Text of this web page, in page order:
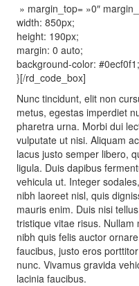
» margin_top= »0″
width: 850px;
height: 190px;
margin: 0 auto;
background-color: #0ecf0f1;
}[/rd_code_box]
Nunc tincidunt, elit non
metus, egestas imperdiet
pharetra urna. Morbi dui
vulputate ut nisi. Aliquam
lacus justo semper libero,
ligula. Duis dapibus
vehicula ut. Integer
nibh laoreet nisl, quis
mauris enim. Duis nisi
tristique vitae risus.
nibh quis felis auctor
faucibus, justo eros
nunc. Vivamus gravida
lacinia faucibus.